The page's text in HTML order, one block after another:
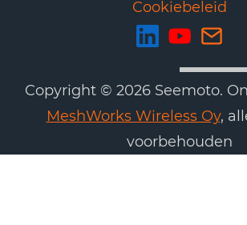
Cookiebeleid
Copyright © 2026 Seemoto.
MeshWorks Wireless Oy,
voorbehouden